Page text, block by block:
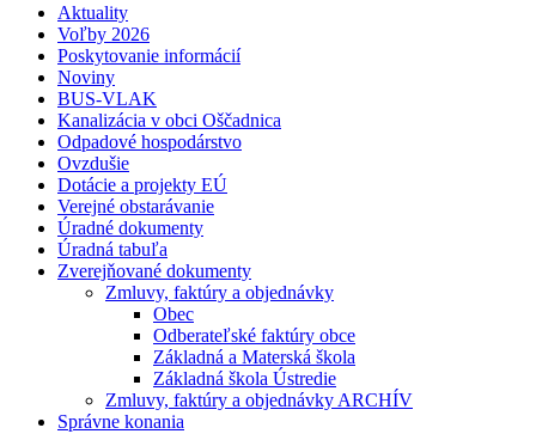
Aktuality
Voľby 2026
Poskytovanie informácií
Noviny
BUS-VLAK
Kanalizácia v obci Oščadnica
Odpadové hospodárstvo
Ovzdušie
Dotácie a projekty EÚ
Verejné obstarávanie
Úradné dokumenty
Úradná tabuľa
Zverejňované dokumenty
Zmluvy, faktúry a objednávky
Obec
Odberateľské faktúry obce
Základná a Materská škola
Základná škola Ústredie
Zmluvy, faktúry a objednávky ARCHÍV
Správne konania